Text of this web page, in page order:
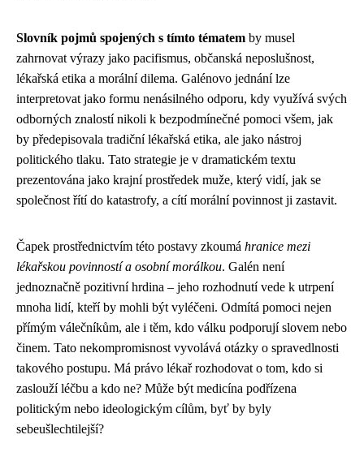
Slovník pojmů spojených s tímto tématem by musel
zahrnovat výrazy jako pacifismus, občanská neposlušnost,
lékařská etika a morální dilema. Galénovo jednání lze
interpretovat jako formu nenásilného odporu, kdy využívá svých
odborných znalostí nikoli k bezpodmínečné pomoci všem, jak
by předepisovala tradiční lékařská etika, ale jako nástroj
politického tlaku. Tato strategie je v dramatickém textu
prezentována jako krajní prostředek muže, který vidí, jak se
společnost řítí do katastrofy, a cítí morální povinnost ji zastavit.
Čapek prostřednictvím této postavy zkoumá hranice mezi
lékařskou povinností a osobní morálkou. Galén není
jednoznačně pozitivní hrdina – jeho rozhodnutí vede k utrpení
mnoha lidí, kteří by mohli být vyléčeni. Odmítá pomoci nejen
přímým válečníkům, ale i těm, kdo válku podporují slovem nebo
činem. Tato nekompromisnost vyvolává otázky o spravedlnosti
takového postupu. Má právo lékař rozhodovat o tom, kdo si
zaslouží léčbu a kdo ne? Může být medicína podřízena
politickým nebo ideologickým cílům, byť by byly
sebeušlechtilejší?